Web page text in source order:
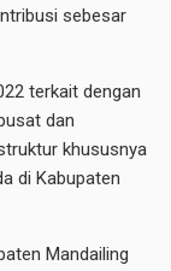
sebesar
terkait dengan
dan
khususnya
di Kabupaten
Mandailing